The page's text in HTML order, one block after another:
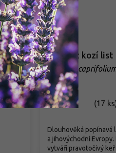
Zimolez kozí list
Lonicera
Skladem (17 ks
Dlouhověká popínavá
a jihovýchodní Evropy.
vytváří pravotočivý keř